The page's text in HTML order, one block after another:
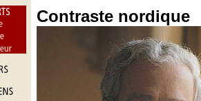
Contraste nordique